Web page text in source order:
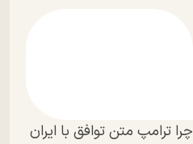
چرا ترامپ متن توافق با ایران